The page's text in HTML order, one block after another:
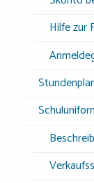
Hilfe zur